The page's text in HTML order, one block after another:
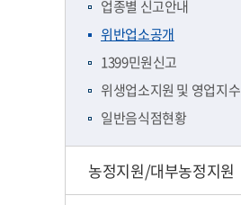
업종별 신고안내
위반업소공개
1399민원신고
위생업소지원 및 영업지수
일반음식점현황
농정지원/대부농정지원